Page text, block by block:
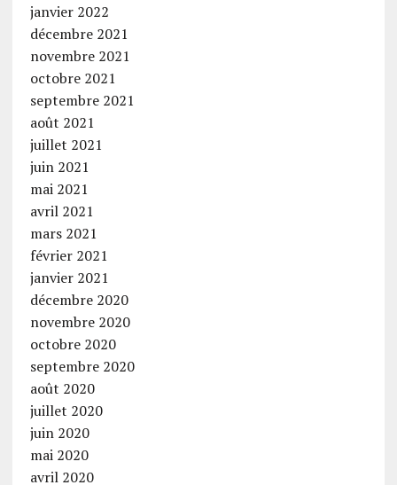
janvier 2022
décembre 2021
novembre 2021
octobre 2021
septembre 2021
août 2021
juillet 2021
juin 2021
mai 2021
avril 2021
mars 2021
février 2021
janvier 2021
décembre 2020
novembre 2020
octobre 2020
septembre 2020
août 2020
juillet 2020
juin 2020
mai 2020
avril 2020